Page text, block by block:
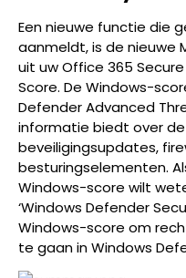
Een nieuwe functie die
aanmeldt, is de
uit uw Office 365
Score. De Windows-
Defender Advanced
informatie biedt over
beveiligingsupdates,
besturingselementen.
Windows-score wilt
‘Windows Defender
Windows-score om
te gaan in Windows